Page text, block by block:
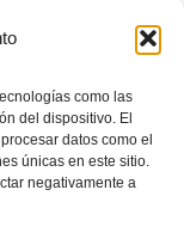
como las
del dispositivo. El
datos como el
únicas en este sitio.
negativamente a